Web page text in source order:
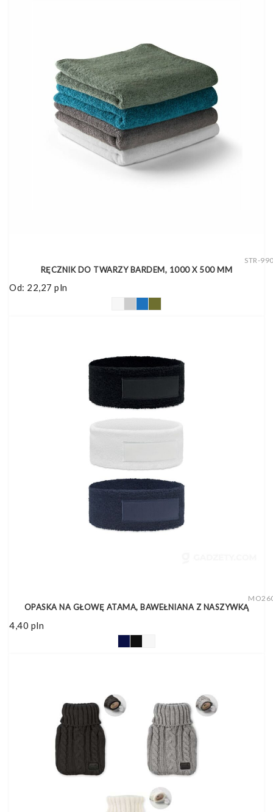
STR-
RĘCZNIK DO TWARZY BARDEM, 1000 X 500 MM
Od: 22,27 pln
OPASKA NA GŁOWĘ ATAMA, BAWEŁNIANA Z NASZYWKĄ
4,40 pln